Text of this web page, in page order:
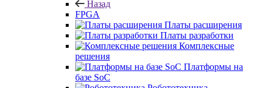
Назад
FPGA
Платы расширения
Платы разработки
Комплексные
решения
Платформы на
базе SoC